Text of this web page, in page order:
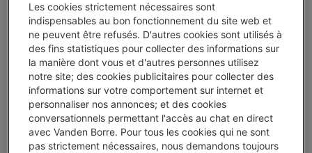
2 ansde garantie Toujours inclus
Livré demain -Voir le stock
€ 729,00
Ou 24 mensualités de € 32,40 -Plus d'infos
Taux débiteur 6,24%, Coût du crédit € 48,60
Moins de 10 en stock, commandez vite !
Les cookies strictement nécessaires sont
indispensables au bon fonctionnement du site web et
ne peuvent être refusés. D'autres cookies sont utilisés à
des fins statistiques pour collecter des informations sur
la manière dont vous et d'autres personnes utilisez
notre site; des cookies publicitaires pour collecter des
informations sur votre comportement sur internet et
personnaliser nos annonces; et des cookies
conversationnels permettant l'accès au chat en direct
avec Vanden Borre. Pour tous les cookies qui ne sont
pas strictement nécessaires, nous demandons toujours